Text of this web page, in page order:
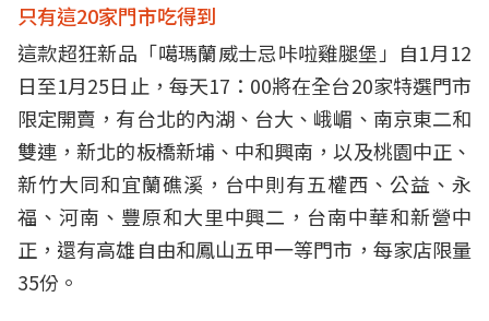
只有這20家門市吃得到
這款超狂新品「噶瑪蘭威士忌咔啦雞腿堡」自1月12
日至1月25日止，每天17：00將在全台20家特選門市
限定開賣，有台北的內湖、台大、峨嵋、南京東二和
雙連，新北的板橋新埔、中和興南，以及桃園中正、
新竹大同和宜蘭礁溪，台中則有五權西、公益、永
福、河南、豐原和大里中興二，台南中華和新營中
正，還有高雄自由和鳳山五甲一等門市，每家店限量
35份。